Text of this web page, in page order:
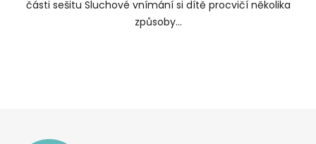
části sešitu Sluchové vnímání si dítě procvičí několika
způsoby...